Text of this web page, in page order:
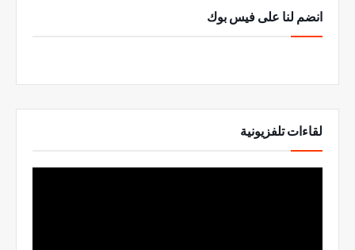
انضم لنا على فيس بوك
لقاءات تلفزيونية